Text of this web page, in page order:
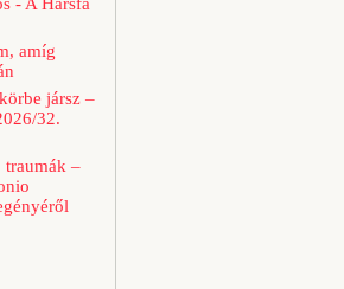
amíg
jársz –
32.
traumák –